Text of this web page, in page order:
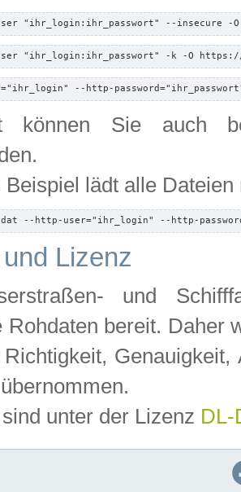
"ihr_login:ihr_passwort" --insecure -
"ihr_login:ihr_passwort" -k -O https://
--http-
können Sie auch
Beispiel lädt alle
--http-user="ihr_login" --http-
Lizenz
und
Rohdaten bereit. Daher
unter der Lizenz